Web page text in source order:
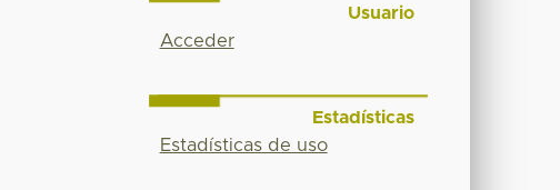
Usuario
Acceder
Estadísticas
Estadísticas de uso